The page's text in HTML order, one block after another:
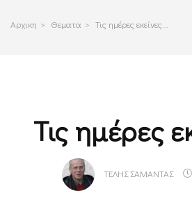
Αρχικη > Θεματα > Τις ημέρες εκείνες...
Τις ημέρες
ΤΈΛΗΣ ΣΑΜΑΝΤΆΣ